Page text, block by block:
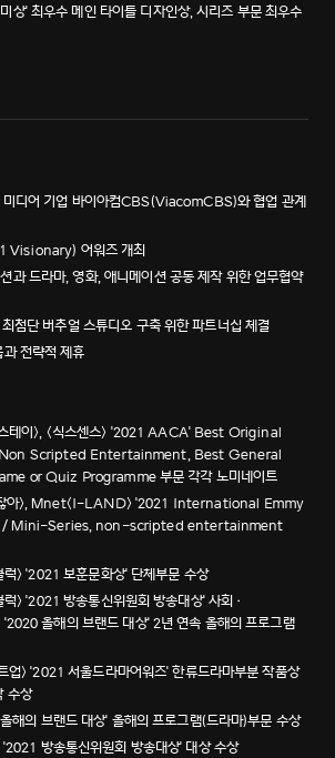
상' 최우수 메인 타이틀 디자인상, 시리즈 부문 최우수
미디어 기업 바이아컴CBS(ViacomCBS)와 협업 관계
Visionary) 어워즈 개최
과 드라마, 영화, 애니메이션 공동 제작 위한 업무협약
첨단 버추얼 스튜디오 구축 위한 파트너십 체결
전략적 제휴
테이>, <식스센스> '2021 AACA' Best Original
Scripted Entertainment, Best General
or Quiz Programme 부문 각각 노미네이트
아>, Mnet<I-LAND> '2021 International Emmy
/ Mini-Series, non-scripted entertainment
> '2021 보훈문화상' 단체부문 수상
> '2021 방송통신위원회 방송대상' 사회·
올해의 브랜드 대상' 2년 연속 올해의 프로그램
업> '2021 서울드라마어워즈' 한류드라마부분 작품상
수상
해의 브랜드 대상' 올해의 프로그램(드라마)부문 수상
방송통신위원회 방송대상' 대상 수상